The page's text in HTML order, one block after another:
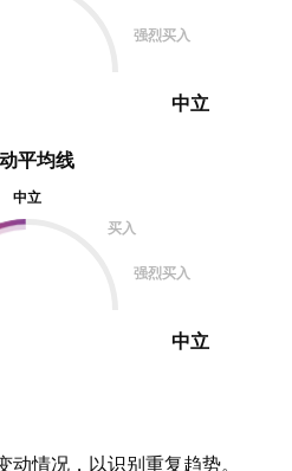
强烈买入
中立
平均线
中立
买入
强烈买入
中立
情况，以识别重复趋势。